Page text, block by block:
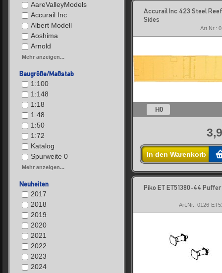
AareValleyModels
Accurail Inc
Albert Modell
Aoshima
Arnold
Mehr anzeigen...
Baugröße/Maßstab
1:100
1:148
1:18
1:48
1:50
1:72
Katalog
Spurweite 0
Mehr anzeigen...
Neuheiten
2017
2018
2019
2020
2021
2022
2023
2024
Accurail Inc 423 Steel
Sides
Art.Nr.:
H0
In den Warenkorb
Piko ET ET51380-44 Puffer
Art.Nr.: 0126-